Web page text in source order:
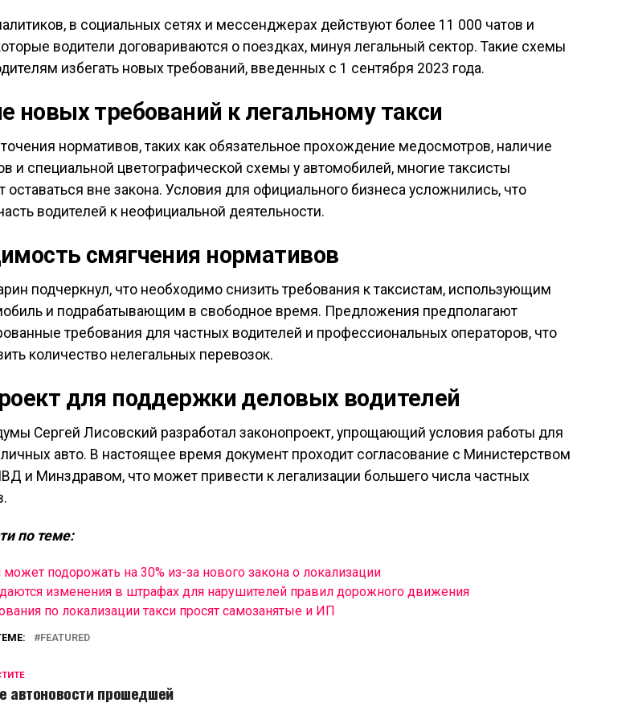
в социальных сетях и мессенджерах действуют более 11 000 чатов и
водители договариваются о поездках, минуя легальный сектор. Такие схемы
избегать новых требований, введенных с 1 сентября 2023 года.
новых требований к легальному такси
нормативов, таких как обязательное прохождение медосмотров, наличие
и специальной цветографической схемы у автомобилей, многие таксисты
оставаться вне закона. Условия для официального бизнеса усложнились, что
водителей к неофициальной деятельности.
смягчения нормативов
подчеркнул, что необходимо снизить требования к таксистам, использующим
и подрабатывающим в свободное время. Предложения предполагают
требования для частных водителей и профессиональных операторов, что
количество нелегальных перевозок.
для поддержки деловых водителей
Сергей Лисовский разработал законопроект, упрощающий условия работы для
авто. В настоящее время документ проходит согласование с Министерством
и Минздравом, что может привести к легализации большего числа частных
по теме:
может подорожать на 30% из-за нового закона о локализации
изменения в штрафах для нарушителей правил дорожного движения
по локализации такси просят самозанятые и ИП
FEATURED
автоновости прошедшей